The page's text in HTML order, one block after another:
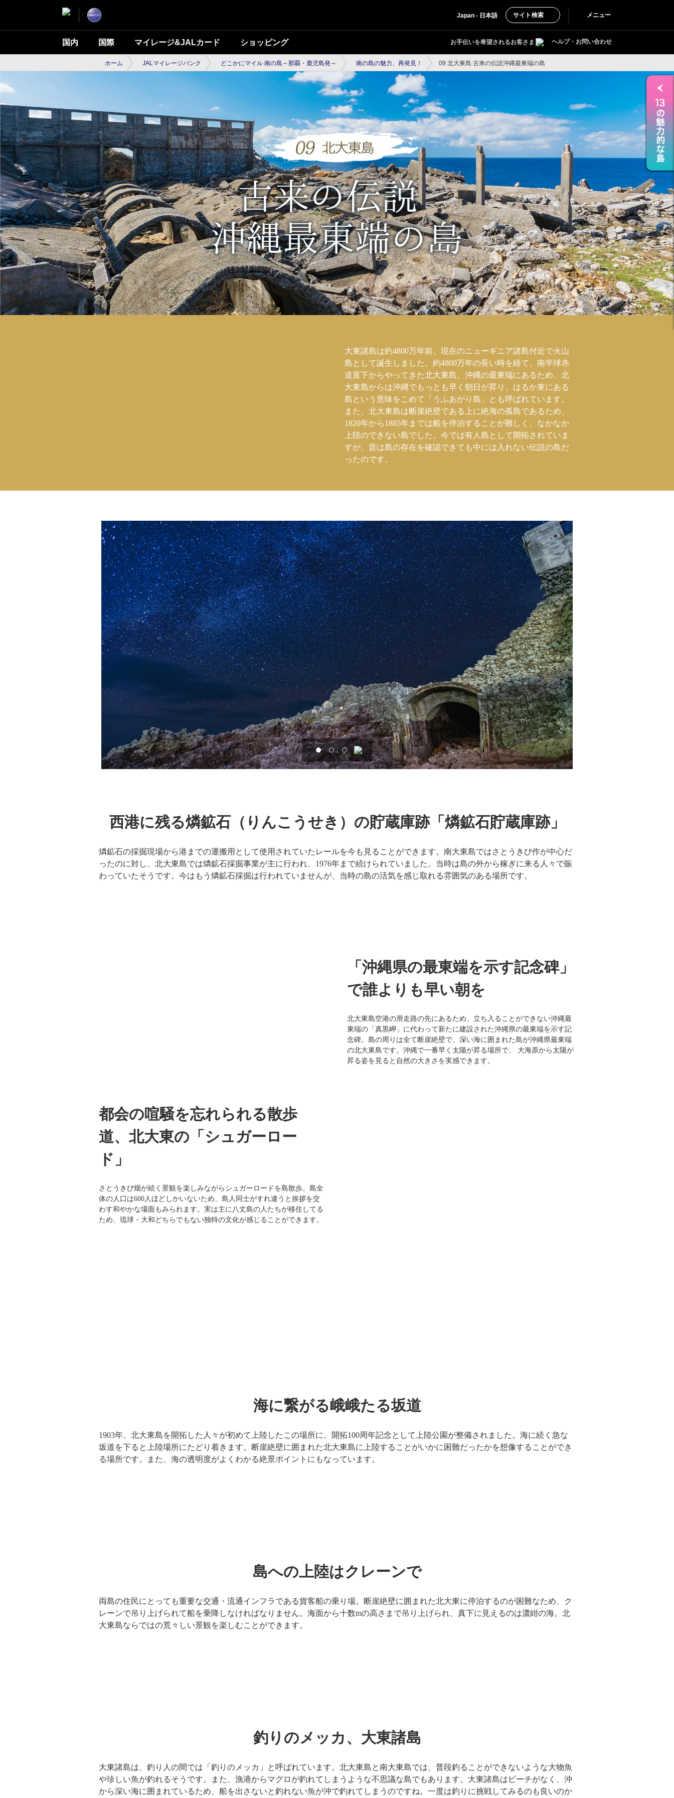
Japan - 日本語 サイト検索 メニュー
国内 国際 マイレージ&JALカード ショッピング お手伝いを希望されるお客さま ヘルプ・お問い合わせ
ホーム JALマイレージバンク どこかにマイル 南の島～那覇・鹿児島発～ 南の島の魅力、再発見！ 09 北大東島 古来の伝説沖縄最東端の島
大東諸島は約4800万年前、現在のニューギニア諸島付近で火山
島として誕生しました。約4800万年の長い時を経て、南半球赤
道直下からやってきた北大東島。沖縄の最東端にあるため、北
大東島からは沖縄でもっとも早く朝日が昇り、はるか東にある
島という意味をこめて「うふあがり島」とも呼ばれています。
また、北大東島は断崖絶壁である上に絶海の孤島であるため、
1820年から1885年までは船を停泊することが難しく、なかなか
上陸のできない島でした。今では有人島として開拓されていま
すが、昔は島の存在を確認できても中には入れない伝説の島だ
ったのです。
西港に残る燐鉱石（りんこうせき）の貯蔵庫跡「燐鉱石貯蔵庫跡」
燐鉱石の採掘現場から港までの運搬用として使用されていたレールを今も見ることができます。南大東島ではさとうきび作が中心だ
ったのに対し、北大東島では燐鉱石採掘事業が主に行われ、1976年まで続けられていました。当時は島の外から稼ぎに来る人々で賑
わっていたそうです。今はもう燐鉱石採掘は行われていませんが、当時の島の活気を感じ取れる雰囲気のある場所です。
「沖縄県の最東端を示す記念碑」
で誰よりも早い朝を
北大東島空港の滑走路の先にあるため、立ち入ることができない沖縄最
東端の「真黒岬」に代わって新たに建設された沖縄県の最東端を示す記
念碑。島の周りは全て断崖絶壁で、深い海に囲まれた島が沖縄県最東端
の北大東島です。沖縄で一番早く太陽が昇る場所で、 大海原から太陽が
昇る姿を見ると自然の大きさを実感できます。
都会の喧騒を忘れられる散歩
道、北大東の「シュガーロー
ド」
さとうきび畑が続く景観を楽しみながらシュガーロードを島散歩。島全
体の人口は600人ほどしかいないため、島人同士がすれ違うと挨拶を交
わす和やかな場面もみられます。実は主に八丈島の人たちが移住してる
ため、琉球・大和どちらでもない独特の文化が感じることができます。
海に繋がる峨峨たる坂道
1903年、北大東島を開拓した人々が初めて上陸したこの場所に、開拓100周年記念として上陸公園が整備されました。海に続く急な
坂道を下ると上陸場所にたどり着きます。断崖絶壁に囲まれた北大東島に上陸することがいかに困難だったかを想像することができ
る場所です。また、海の透明度がよくわかる絶景ポイントにもなっています。
島への上陸はクレーンで
両島の住民にとっても重要な交通・流通インフラである貨客船の乗り場。断崖絶壁に囲まれた北大東に停泊するのが困難なため、ク
レーンで吊り上げられて船を乗降しなければなりません。海面から十数mの高さまで吊り上げられ、真下に見えるのは濃紺の海。北
大東島ならではの荒々しい景観を楽しむことができます。
釣りのメッカ、大東諸島
大東諸島は、釣り人の間では「釣りのメッカ」と呼ばれています。北大東島と南大東島では、普段釣ることができないような大物魚
や珍しい魚が釣れるそうです。また、漁港からマグロが釣れてしまうような不思議な島でもあります。大東諸島はビーチがなく、沖
から深い海に囲まれているため、船を出さないと釣れない魚が沖で釣れてしまうのですね。一度は釣りに挑戦してみるのも良いのか